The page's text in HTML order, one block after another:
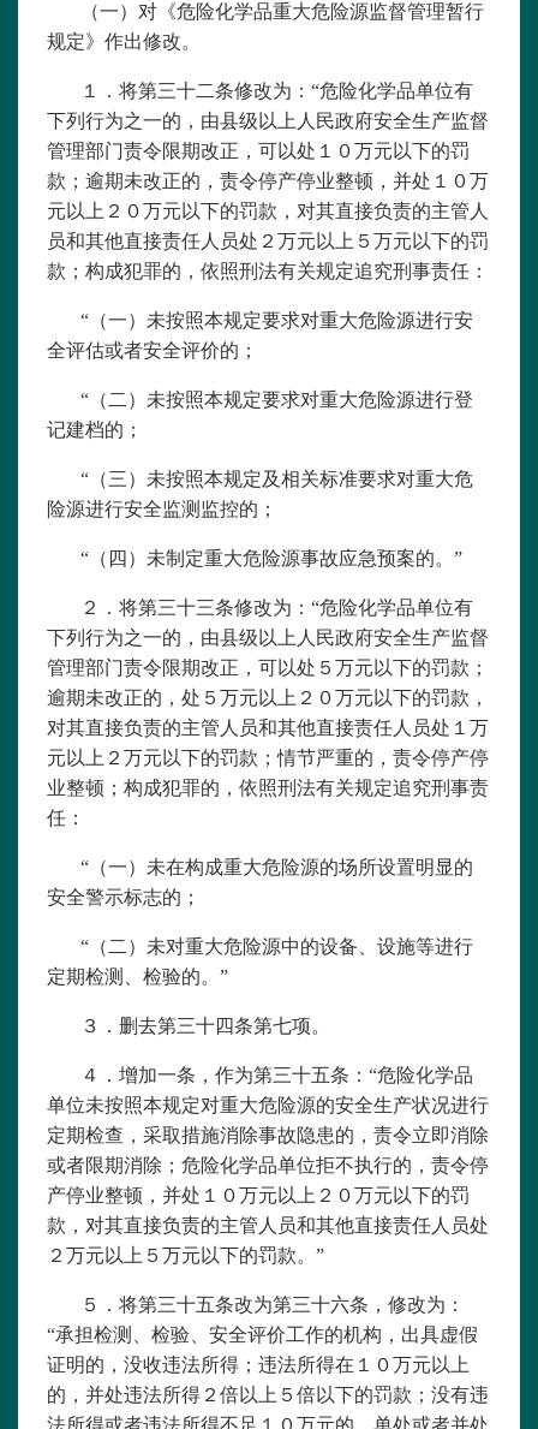
（一）对《危险化学品重大危险源监督管理暂行
规定》作出修改。
１．将第三十二条修改为：“危险化学品单位有
下列行为之一的，由县级以上人民政府安全生产监督
管理部门责令限期改正，可以处１０万元以下的罚
款；逾期未改正的，责令停产停业整顿，并处１０万
元以上２０万元以下的罚款，对其直接负责的主管人
员和其他直接责任人员处２万元以上５万元以下的罚
款；构成犯罪的，依照刑法有关规定追究刑事责任：
“（一）未按照本规定要求对重大危险源进行安
全评估或者安全评价的；
“（二）未按照本规定要求对重大危险源进行登
记建档的；
“（三）未按照本规定及相关标准要求对重大危
险源进行安全监测监控的；
“（四）未制定重大危险源事故应急预案的。”
２．将第三十三条修改为：“危险化学品单位有
下列行为之一的，由县级以上人民政府安全生产监督
管理部门责令限期改正，可以处５万元以下的罚款；
逾期未改正的，处５万元以上２０万元以下的罚款，
对其直接负责的主管人员和其他直接责任人员处１万
元以上２万元以下的罚款；情节严重的，责令停产停
业整顿；构成犯罪的，依照刑法有关规定追究刑事责
任：
“（一）未在构成重大危险源的场所设置明显的
安全警示标志的；
“（二）未对重大危险源中的设备、设施等进行
定期检测、检验的。”
３．删去第三十四条第七项。
４．增加一条，作为第三十五条：“危险化学品
单位未按照本规定对重大危险源的安全生产状况进行
定期检查，采取措施消除事故隐患的，责令立即消除
或者限期消除；危险化学品单位拒不执行的，责令停
产停业整顿，并处１０万元以上２０万元以下的罚
款，对其直接负责的主管人员和其他直接责任人员处
２万元以上５万元以下的罚款。”
５．将第三十五条改为第三十六条，修改为：
“承担检测、检验、安全评价工作的机构，出具虚假
证明的，没收违法所得；违法所得在１０万元以上
的，并处违法所得２倍以上５倍以下的罚款；没有违